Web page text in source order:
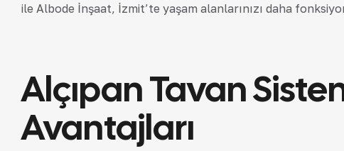
ile Albode İnşaat, İzmit’te yaşam alanlarınızı daha
Alçıpan Tavan
Avantajları